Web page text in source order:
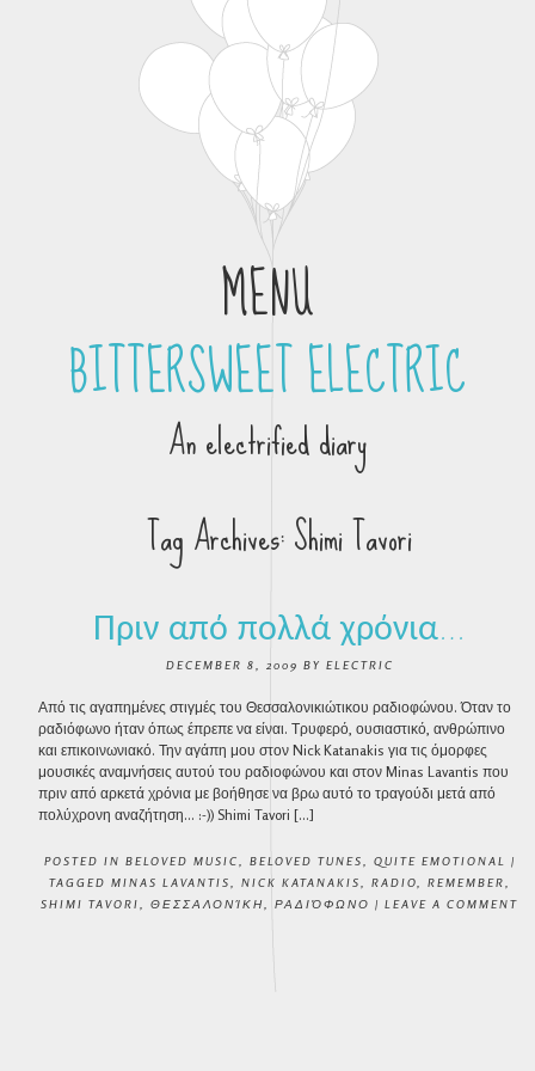
MENU
Skip to contentBITTERSWEET ELECTRIC
An electrified diary
Tag Archives:Shimi Tavori
Πριν από πολλά χρόνια…
DECEMBER 8, 2009 BY ELECTRIC
Από τις αγαπημένες στιγμές του Θεσσαλονικιώτικου ραδιοφώνου. Όταν το
ραδιόφωνο ήταν όπως έπρεπε να είναι. Τρυφερό, ουσιαστικό, ανθρώπινο
και επικοινωνιακό. Την αγάπη μου στον Nick Katanakis για τις όμορφες
μουσικές αναμνήσεις αυτού του ραδιοφώνου και στον Minas Lavantis που
πριν από αρκετά χρόνια με βοήθησε να βρω αυτό το τραγούδι μετά από
πολύχρονη αναζήτηση… :-)) Shimi Tavori […]
POSTED IN BELOVED MUSIC BELOVED TUNES QUITE EMOTIONAL
|
TAGGED MINAS LAVANTIS NICK KATANAKIS RADIO REMEMBER
SHIMI TAVORI
ΘΕΣΣΑΛΟΝΊΚΗ ΡΑΔΙΌΦΩΝΟ | LEAVE A COMMENT
POST NAVIGATION